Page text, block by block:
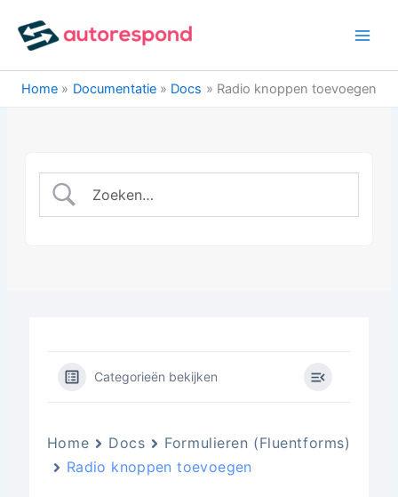
naar
inhoud
Home
Documentatie Docs Radio knoppen toevoegen
Categorieën bekijken
Home Docs
Formulieren (Fluentforms)
Radio knoppen toevoegen